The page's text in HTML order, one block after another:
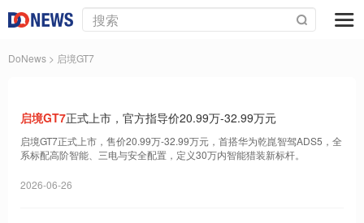
DoNews > 启境GT7
启境GT7正式上市，官方指导价20.99万-32.99万元
启境GT7正式上市，售价20.99万-32.99万元，首搭华为乾崑智驾ADS5，全
系标配高阶智能、三电与安全配置，定义30万内智能猎装新标杆。
2026-06-26